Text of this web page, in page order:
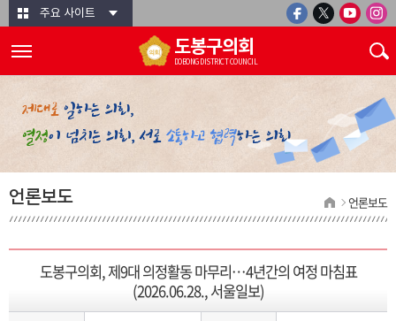
본문바로가기주요 사이트
도봉구의회
DOBONG DISTRICT COUNCIL
언론보도 언론보도
도봉구의회, 제9대 의정활동 마무리…4년간의 여정 마침표
(2026.06.28., 서울일보)